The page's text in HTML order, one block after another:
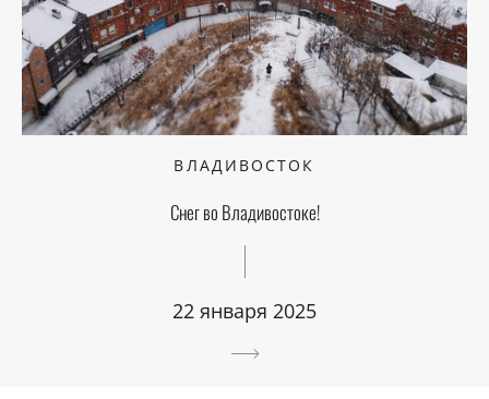
ВЛАДИВОСТОК
Снег во Владивостоке!
22 января 2025